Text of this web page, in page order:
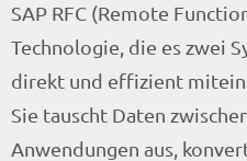
SAP RFC (Remote
Technologie, die es zwei
direkt und effizient
Sie tauscht Daten
Anwendungen aus,